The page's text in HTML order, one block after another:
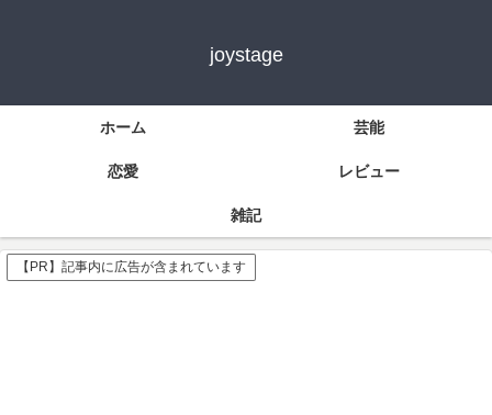
joystage
ホーム 芸能
恋愛 レビュー
雑記
【PR】記事内に広告が含まれています